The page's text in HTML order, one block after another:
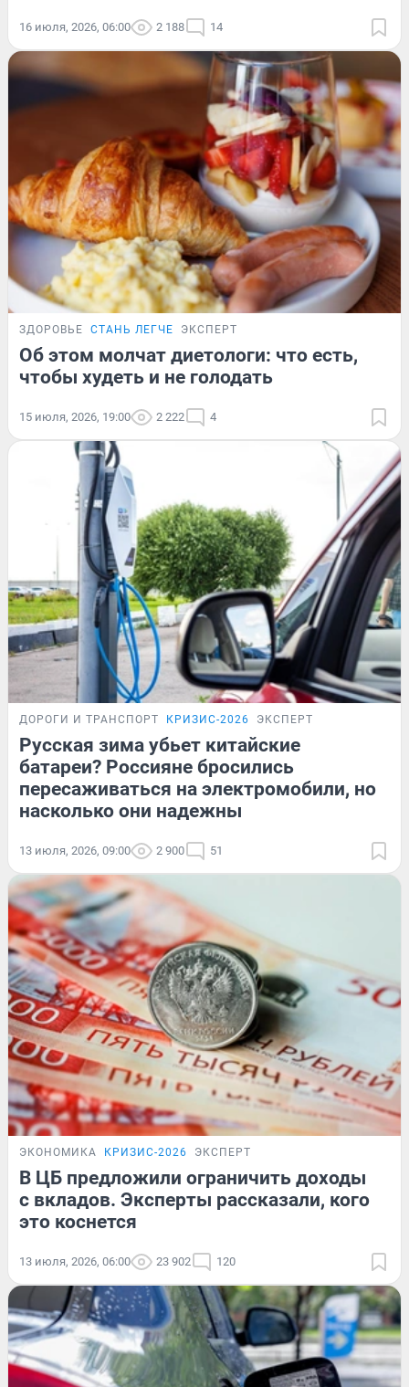
16 июля, 2026, 06:00 2 188 14
ЗДОРОВЬЕ СТАНЬ ЛЕГЧЕ ЭКСПЕРТ
Об этом молчат диетологи: что есть,
чтобы худеть и не голодать
15 июля, 2026, 19:00 2 222 4
ДОРОГИ И ТРАНСПОРТ КРИЗИС-2026 ЭКСПЕРТ
Русская зима убьет китайские
батареи? Россияне бросились
пересаживаться на электромобили, но
насколько они надежны
13 июля, 2026, 09:00 2 900 51
ЭКОНОМИКА КРИЗИС-2026 ЭКСПЕРТ
В ЦБ предложили ограничить доходы
с вкладов. Эксперты рассказали, кого
это коснется
13 июля, 2026, 06:00 23 902 120